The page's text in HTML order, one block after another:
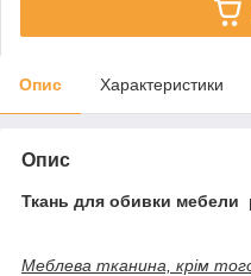
Опис Характеристики
Опис
Ткань для обивки мебели
Меблева тканина, крім